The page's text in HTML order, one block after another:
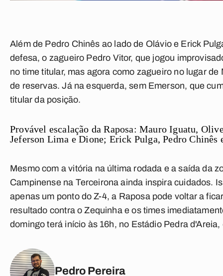
Além de Pedro Chinês ao lado de Olávioe Erick
defesa, o zagueiro Pedro Vitor, que jogou
no time titular, mas agora como zagueiro no lugar de
de reservas. Já na esquerda, sem Emerson, que
titular da posição.
Provável escalação da Raposa: Mauro Iguatu,
Jeferson Lima e Dione; Erick Pulga, Pedro Chinês
Mesmo com a vitória na última rodada e a saída da
Campinense na Terceirona ainda inspira cuidados.
apenas um ponto do Z-4, a Raposa pode voltar a
resultado contra o Zequinha e os times
domingo terá início às 16h, no Estádio Pedra
Pedro Pereira